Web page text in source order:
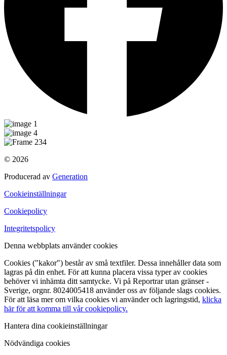
© 2026
Producerad av Generation
Cookieinställningar
Cookiepolicy
Integritetspolicy
Denna webbplats använder cookies
Cookies ("kakor") består av små textfiler. Dessa innehåller data som
lagras på din enhet. För att kunna placera vissa typer av cookies
behöver vi inhämta ditt samtycke. Vi på Reportrar utan gränser -
Sverige, orgnr. 8024005418 använder oss av följande slags cookies.
För att läsa mer om vilka cookies vi använder och lagringstid, klicka
här för att komma till vår cookiepolicy.
Hantera dina cookieinställningar
Nödvändiga cookies